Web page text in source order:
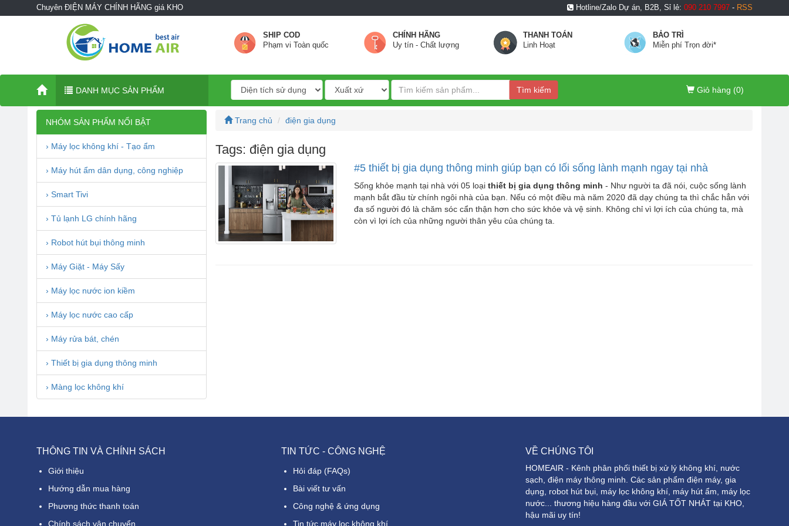
Chuyên ĐIỆN MÁY CHÍNH HÃNG giá KHO Hotline/Zalo Dự án, B2B, Sỉ lẻ: 090 210 7997 - RSS
SHIP COD
Phạm vi Toàn quốc
CHÍNH HÃNG
Uy tín - Chất lượng
THANH TOÁN
Linh Hoạt
BẢO TRÌ
Miễn phí Trọn đời*
DANH MỤC SẢN PHẨM Tìm kiếm Giỏ hàng (0)
NHÓM SẢN PHẨM NỔI BẬT
› Máy lọc không khí - Tạo ẩm
› Máy hút ẩm dân dụng, công nghiệp
› Smart Tivi
› Tủ lạnh LG chính hãng
› Robot hút bụi thông minh
› Máy Giặt - Máy Sấy
› Máy lọc nước ion kiềm
› Máy lọc nước cao cấp
› Máy rửa bát, chén
› Thiết bị gia dụng thông minh
› Màng lọc không khí
Trang chủ điện gia dụng
Tags: điện gia dụng
#5 thiết bị gia dụng thông minh giúp bạn có lối sống lành mạnh ngay tại nhà
Sống khỏe mạnh tại nhà với 05 loạithiết bị gia dụng thông minh - Như người ta đã nói, cuộc sống lành
mạnh bắt đầu từ chính ngôi nhà của bạn. Nếu có một điều mà năm 2020 đã dạy chúng ta thì chắc hẳn với
đa số người đó là chăm sóc cẩn thận hơn cho sức khỏe và vệ sinh. Không chỉ vì lợi ích của chúng ta, mà
còn vì lợi ích của những người thân yêu của chúng ta.
THÔNG TIN VÀ CHÍNH SÁCH
Giới thiệu
Hướng dẫn mua hàng
Phương thức thanh toán
Chính sách vận chuyển
TIN TỨC - CÔNG NGHỆ
Hỏi đáp (FAQs)
Bài viết tư vấn
Công nghệ & ứng dụng
Tin tức máy lọc không khí
VỀ CHÚNG TÔI
HOMEAIR - Kênh phân phối thiết bị xử lý không khí, nước
sạch, điện máy thông minh. Các sản phẩm điện máy, gia
dụng, robot hút bụi, máy lọc không khí, máy hút ẩm, máy lọc
nước... thương hiệu hàng đầu với GIÁ TỐT NHÁT tại KHO,
hậu mãi uy tín!